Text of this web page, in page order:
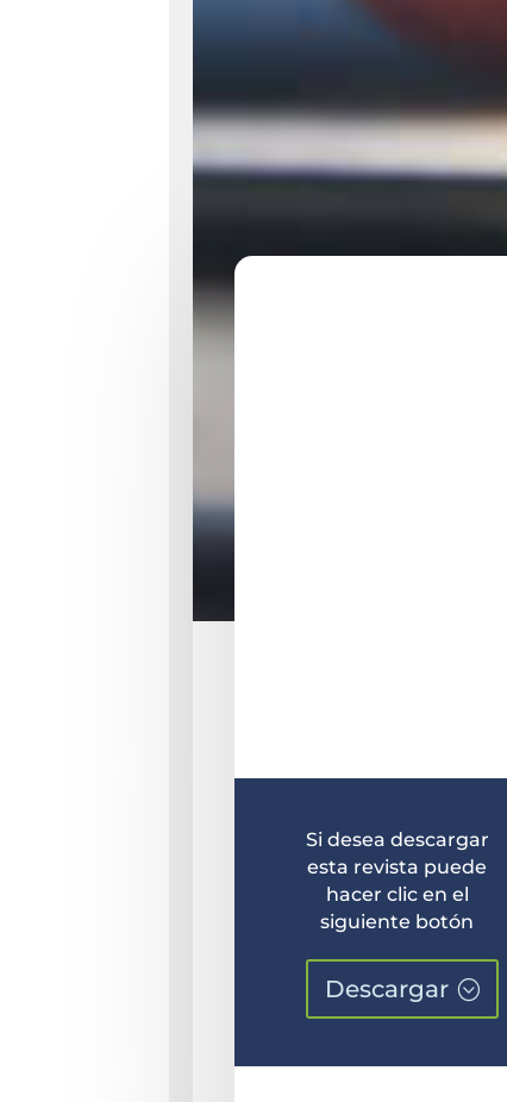
Si desea descargar
esta revista puede
hacer clic en el
siguiente botón
Descargar